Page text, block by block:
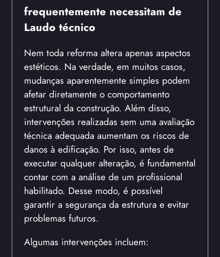
frequentemente necessitam de
Laudo técnico
Nem toda reforma altera apenas aspectos
estéticos. Na verdade, em muitos casos,
mudanças aparentemente simples podem
afetar diretamente o comportamento
estrutural da construção. Além disso,
intervenções realizadas sem uma avaliação
técnica adequada aumentam os riscos de
danos à edificação. Por isso, antes de
executar qualquer alteração, é fundamental
contar com a análise de um profissional
habilitado. Desse modo, é possível
garantir a segurança da estrutura e evitar
problemas futuros.
Algumas intervenções incluem: